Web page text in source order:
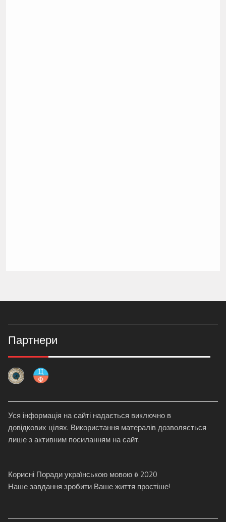
Партнери
Уся інформація на сайті надається виключно в
довідкових цілях. Використання матералів дозволяється
лише з активним посиланням на сайт.
Корисні Поради українською мовою © 2020
Наше завдання зробити Ваше життя простіше!